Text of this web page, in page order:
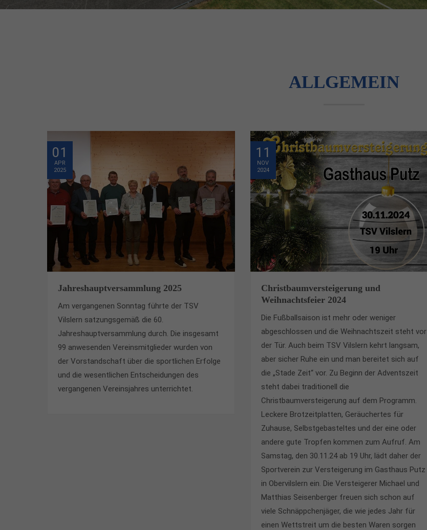
ALLGEMEIN
01
APR
2025
Jahreshauptversammlung 2025
Am vergangenen Sonntag führte der TSV
Vilslern satzungsgemäß die 60.
Jahreshauptversammlung durch. Die insgesamt
99 anwesenden Vereinsmitglieder wurden von
der Vorstandschaft über die sportlichen Erfolge
und die wesentlichen Entscheidungen des
vergangenen Vereinsjahres unterrichtet.
11
NOV
2024
Christbaumversteigerung und
Weihnachtsfeier 2024
Die Fußballsaison ist mehr oder weniger
abgeschlossen und die Weihnachtszeit steht vor
der Tür. Auch beim TSV Vilslern kehrt langsam,
aber sicher Ruhe ein und man bereitet sich auf
die „Stade Zeit“ vor. Zu Beginn der Adventszeit
steht dabei traditionell die
Christbaumversteigerung auf dem Programm.
Leckere Brotzeitplatten, Geräuchertes für
Zuhause, Selbstgebasteltes und der eine oder
andere gute Tropfen kommen zum Aufruf. Am
Samstag, den 30.11.24 ab 19 Uhr, lädt daher der
Sportverein zur Versteigerung im Gasthaus Putz
in Obervilslern ein. Die Versteigerer Michael und
Matthias Seisenberger freuen sich schon auf
viele Schnäppchenjäger, die wie jedes Jahr für
einen Wettstreit um die besten Waren sorgen